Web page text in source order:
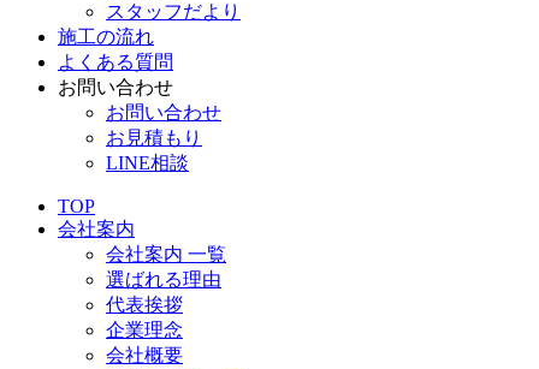
スタッフだより
施工の流れ
よくある質問
お問い合わせ
お問い合わせ
お見積もり
LINE相談
TOP
会社案内
会社案内 一覧
選ばれる理由
代表挨拶
企業理念
会社概要